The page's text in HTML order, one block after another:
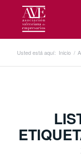
Usted está aquí: Inicio /